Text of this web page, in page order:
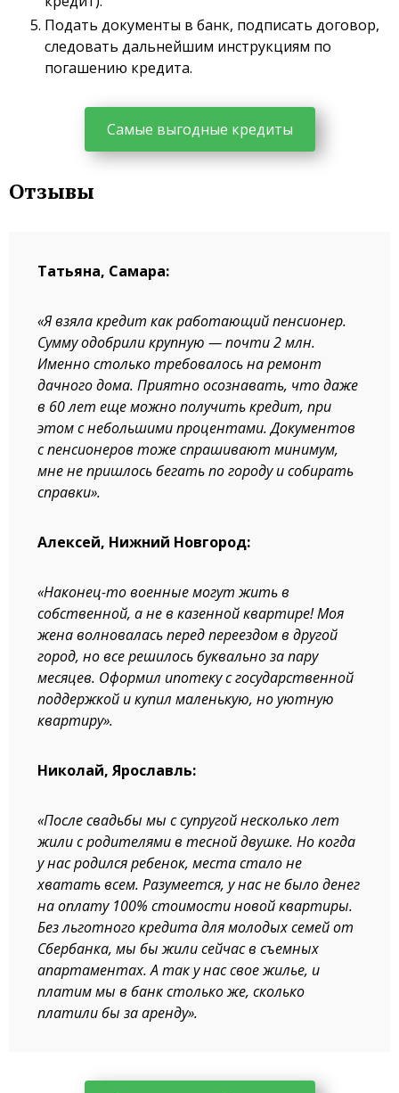
Подать документы в банк, подписать договор,
следовать дальнейшим инструкциям по
погашению кредита.
Самые выгодные кредиты
Отзывы
Татьяна, Самара:
«Я взяла кредит как работающий пенсионер.
Сумму одобрили крупную — почти 2 млн.
Именно столько требовалось на ремонт
дачного дома. Приятно осознавать, что даже
в 60 лет еще можно получить кредит, при
этом с небольшими процентами. Документов
с пенсионеров тоже спрашивают минимум,
мне не пришлось бегать по городу и собирать
справки».
Алексей, Нижний Новгород:
«Наконец-то военные могут жить в
собственной, а не в казенной квартире! Моя
жена волновалась перед переездом в другой
город, но все решилось буквально за пару
месяцев. Оформил ипотеку с государственной
поддержкой и купил маленькую, но уютную
квартиру».
Николай, Ярославль:
«После свадьбы мы с супругой несколько лет
жили с родителями в тесной двушке. Но когда
у нас родился ребенок, места стало не
хватать всем. Разумеется, у нас не было денег
на оплату 100% стоимости новой квартиры.
Без льготного кредита для молодых семей от
Сбербанка, мы бы жили сейчас в съемных
апартаментах. А так у нас свое жилье, и
платим мы в банк столько же, сколько
платили бы за аренду».